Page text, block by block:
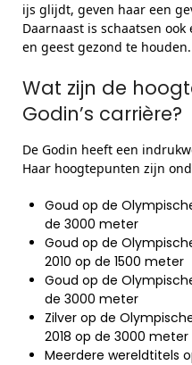
ijs glijdt, geven haar een
Daarnaast is schaatsen
en geest gezond te houden.
Wat zijn de
Godin’s carrière?
De Godin heeft een
Haar hoogtepunten zijn
Goud op de
de 3000 meter
Goud op de
2010 op de 1500 meter
Goud op de
de 3000 meter
Zilver op de
2018 op de 3000 meter
Meerdere wereldtitels